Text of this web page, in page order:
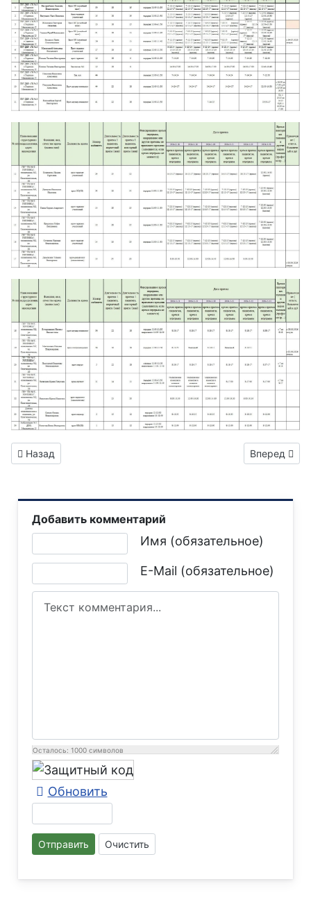
Предыдущий: Вниманию горловчан: отключение
Назад Следующий:
Вперед
Добавить комментарий
Имя (обязательное)
E-Mail (обязательное)
Текст комментария
Осталось: 1000 символов
Обновить
Отправить Очистить